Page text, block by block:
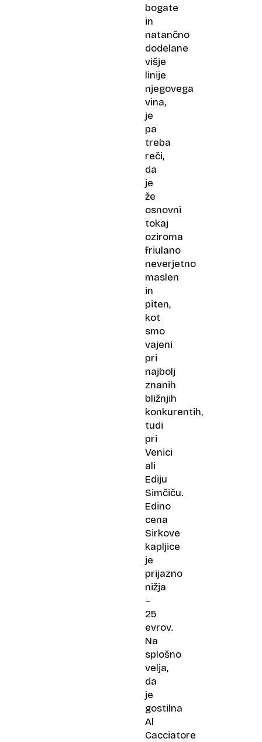
bogate
in
natančno
dodelane
višje
linije
njegovega
vina,
je
pa
treba
reči,
da
je
že
osnovni
tokaj
oziroma
friulano
neverjetno
maslen
in
piten,
kot
smo
vajeni
pri
najbolj
znanih
bližnjih
konkurentih,
tudi
pri
Venici
ali
Ediju
Simčiču.
Edino
cena
Sirkove
kapljice
je
prijazno
nižja
–
25
evrov.
Na
splošno
velja,
da
je
gostilna
Al
Cacciatore